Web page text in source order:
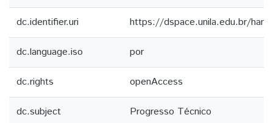
dc.identifier.uri https://dspace.unila.edu.br/
dc.language.iso por
dc.rights openAccess
dc.subject Progresso Técnico